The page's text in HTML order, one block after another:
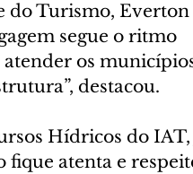
do Turismo, Everton
segue o ritmo
os
destacou.
Hídricos do IAT,
atenta e